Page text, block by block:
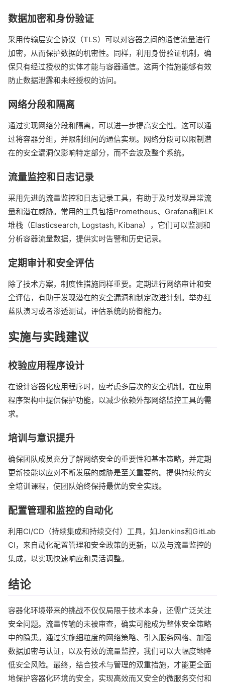
数据加密和身份验证
采用传输层安全协议（TLS）可以对容器之间的通信流量进行
加密，从而保护数据的机密性。同样，利用身份验证机制，确
保只有经过授权的实体才能与容器通信。这两个措施能够有效
防止数据泄露和未经授权的访问。
网络分段和隔离
通过实现网络分段和隔离，可以进一步提高安全性。这可以通
过将容器分组，并限制组间的通信实现。网络分段可以限制潜
在的安全漏洞仅影响特定部分，而不会波及整个系统。
流量监控和日志记录
采用先进的流量监控和日志记录工具，有助于及时发现异常流
量和潜在威胁。常用的工具包括Prometheus、Grafana和ELK
堆栈（Elasticsearch, Logstash, Kibana），它们可以监测和
分析容器流量数据，提供实时告警和历史记录。
定期审计和安全评估
除了技术方案，制度性措施同样重要。定期进行网络审计和安
全评估，有助于发现潜在的安全漏洞和制定改进计划。举办红
蓝队演习或者渗透测试，评估系统的防御能力。
实施与实践建议
校验应用程序设计
在设计容器化应用程序时，应考虑多层次的安全机制。在应用
程序架构中提供保护功能，以减少依赖外部网络监控工具的需
求。
培训与意识提升
确保团队成员充分了解网络安全的重要性和基本策略，并定期
更新技能以应对不断发展的威胁是至关重要的。提供持续的安
全培训课程，使团队始终保持最优的安全实践。
配置管理和监控的自动化
利用CI/CD（持续集成和持续交付）工具，如Jenkins和GitLab
CI，来自动化配置管理和安全政策的更新，以及与流量监控的
集成，以实现快速响应和灵活调整。
结论
容器化环境带来的挑战不仅仅局限于技术本身，还需广泛关注
安全问题。流量传输的未被审查，确实可能成为整体安全策略
中的隐患。通过实施细粒度的网络策略、引入服务网格、加强
数据加密与认证，以及有效的流量监控，我们可以大幅度地降
低安全风险。最终，结合技术与管理的双重措施，才能更全面
地保护容器化环境的安全，实现高效而又安全的微服务交付和